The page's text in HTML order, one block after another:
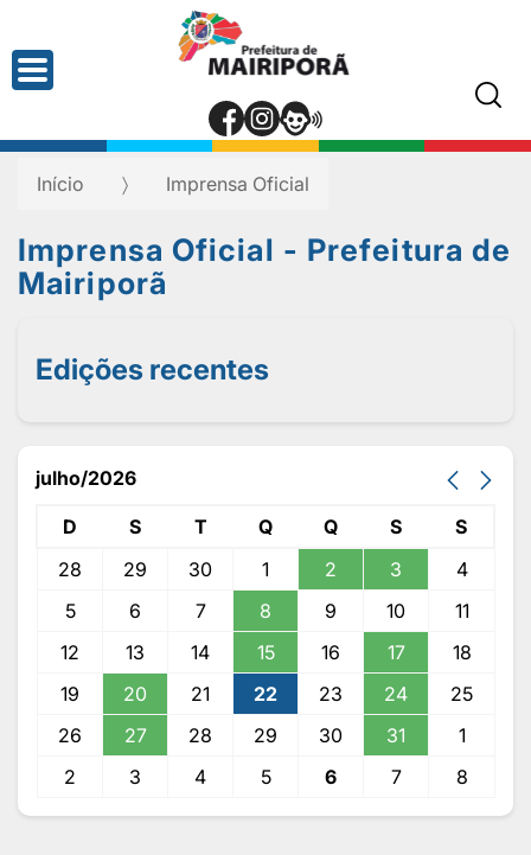
Início Imprensa Oficial
Imprensa Oficial - Prefeitura de
Mairiporã
Edições recentes
julho/2026
D S T Q Q S
S
28
29 30 1 2 3
4
5
6 7 8 9 10
11
12
13 14 15 16 17
18
19
20 21 22 23 24
25
26
27 28 29 30 31
1
2
3 4 5 6 7 8